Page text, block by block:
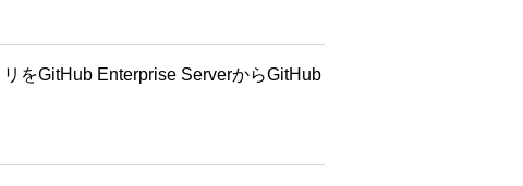
をGitHub Enterprise ServerからGitHub